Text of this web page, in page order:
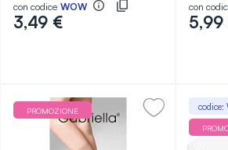
con codice WOW
3,49 €
con
5,99
PROMOZIONE codice: